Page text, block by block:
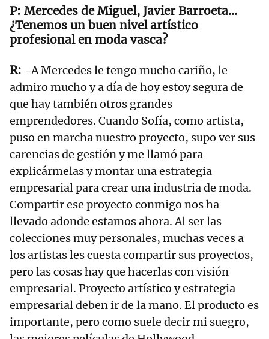
Mercedes de Miguel, Javier Barroeta…
¿Tenemos un buen nivel artístico
profesional en moda vasca?
-A Mercedes le tengo mucho cariño, le
admiro mucho y a día de hoy estoy segura de
que hay también otros grandes
emprendedores. Cuando Sofía, como artista,
puso en marcha nuestro proyecto, supo ver sus
carencias de gestión y me llamó para
explicármelas y montar una estrategia
empresarial para crear una industria de moda.
Compartir ese proyecto conmigo nos ha
llevado adonde estamos ahora. Al ser las
colecciones muy personales, muchas veces a
los artistas les cuesta compartir sus proyectos,
pero las cosas hay que hacerlas con visión
empresarial. Proyecto artístico y estrategia
empresarial deben ir de la mano. El producto es
importante, pero como suele decir mi suegro,